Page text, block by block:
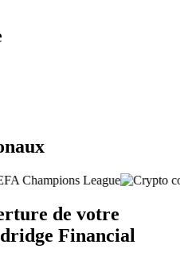
de votre
Financial